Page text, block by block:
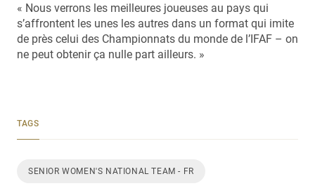
« Nous verrons les meilleures joueuses au pays qui
s’affrontent les unes les autres dans un format qui imite
de près celui des Championnats du monde de l’IFAF – on
ne peut obtenir ça nulle part ailleurs. »
TAGS
SENIOR WOMEN'S NATIONAL TEAM - FR